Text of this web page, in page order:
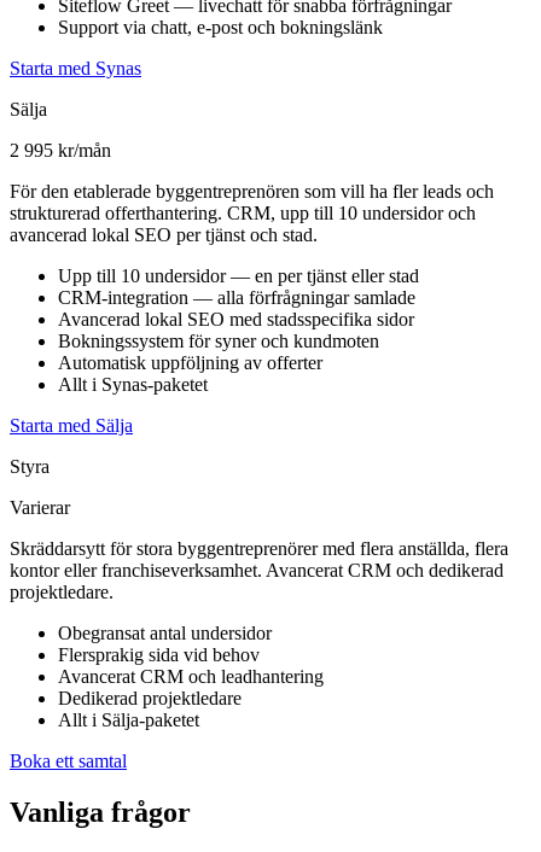
Siteflow Greet — livechatt för snabba förfrågningar
Support via chatt, e-post och bokningslänk
Starta med Synas
Sälja
2 995 kr/mån
För den etablerade byggentreprenören som vill ha fler leads och
strukturerad offerthantering. CRM, upp till 10 undersidor och
avancerad lokal SEO per tjänst och stad.
Upp till 10 undersidor — en per tjänst eller stad
CRM-integration — alla förfrågningar samlade
Avancerad lokal SEO med stadsspecifika sidor
Bokningssystem för syner och kundmoten
Automatisk uppföljning av offerter
Allt i Synas-paketet
Starta med Sälja
Styra
Varierar
Skräddarsytt för stora byggentreprenörer med flera anställda, flera
kontor eller franchiseverksamhet. Avancerat CRM och dedikerad
projektledare.
Obegransat antal undersidor
Flersprakig sida vid behov
Avancerat CRM och leadhantering
Dedikerad projektledare
Allt i Sälja-paketet
Boka ett samtal
Vanliga frågor